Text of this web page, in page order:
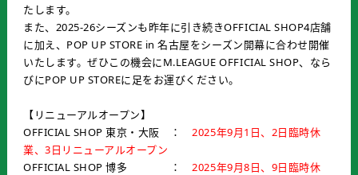
たします。
また、2025-26シーズンも昨年に引き続きOFFICIAL SHOP4店舗
に加え、POP UP STORE in 名古屋をシーズン開幕に合わせ開催
いたします。ぜひこの機会にM.LEAGUE OFFICIAL SHOP、なら
びにPOP UP STOREに足をお運びください。
【リニューアルオープン】
OFFICIAL SHOP 東京・大阪 ：2025年9月1日、2日臨時休
業、3日リニューアルオープン
OFFICIAL SHOP 博多 ：2025年9月8日、9日臨時休